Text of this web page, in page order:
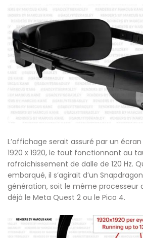
L’affichage serait assuré par un
1920 x 1920, le tout fonctionnant au
rafraichissement de dalle de 120 Hz.
embarqué, il s’agirait d’un
génération, soit le même processeur
déjà le Meta Quest 2 ou le Pico 4.